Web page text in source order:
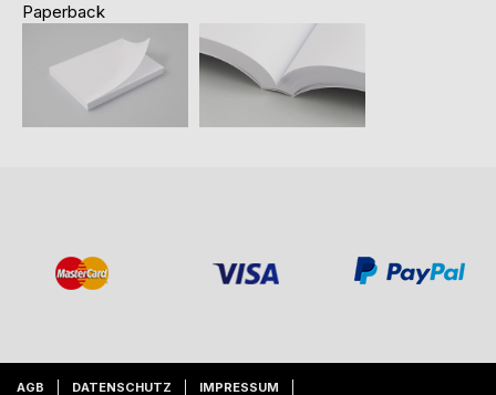
Paperback
AGB DATENSCHUTZ IMPRESSUM